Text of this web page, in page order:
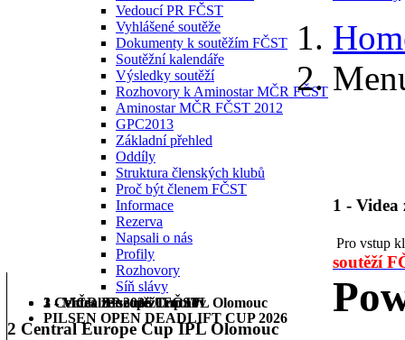
Vedoucí PR FČST
Vyhlášené soutěže
Dokumenty k soutěžím FČST
Soutěžní kalendáře
Výsledky soutěží
Rozhovory k Aminostar MČR FČST
Aminostar MČR FČST 2012
GPC2013
Základní přehled
Oddíly
Struktura členských klubů
Proč být členem FČST
Informace
Rezerva
Napsali o nás
Profily
Rozhovory
Síň slávy
1 - Videa ze soutěží FČST
2 Central Europe Cup IPL Olomouc
3 - MČR BP 2026 Trutnov
PILSEN OPEN DEADLIFT CUP 2026
1 - Videa
Pro vstup
soutěží
2 Central Europe Cup IPL Olomouc